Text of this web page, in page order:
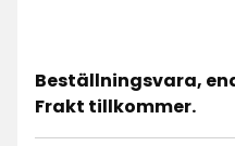
Beställningsvara,
Frakt tillkommer.